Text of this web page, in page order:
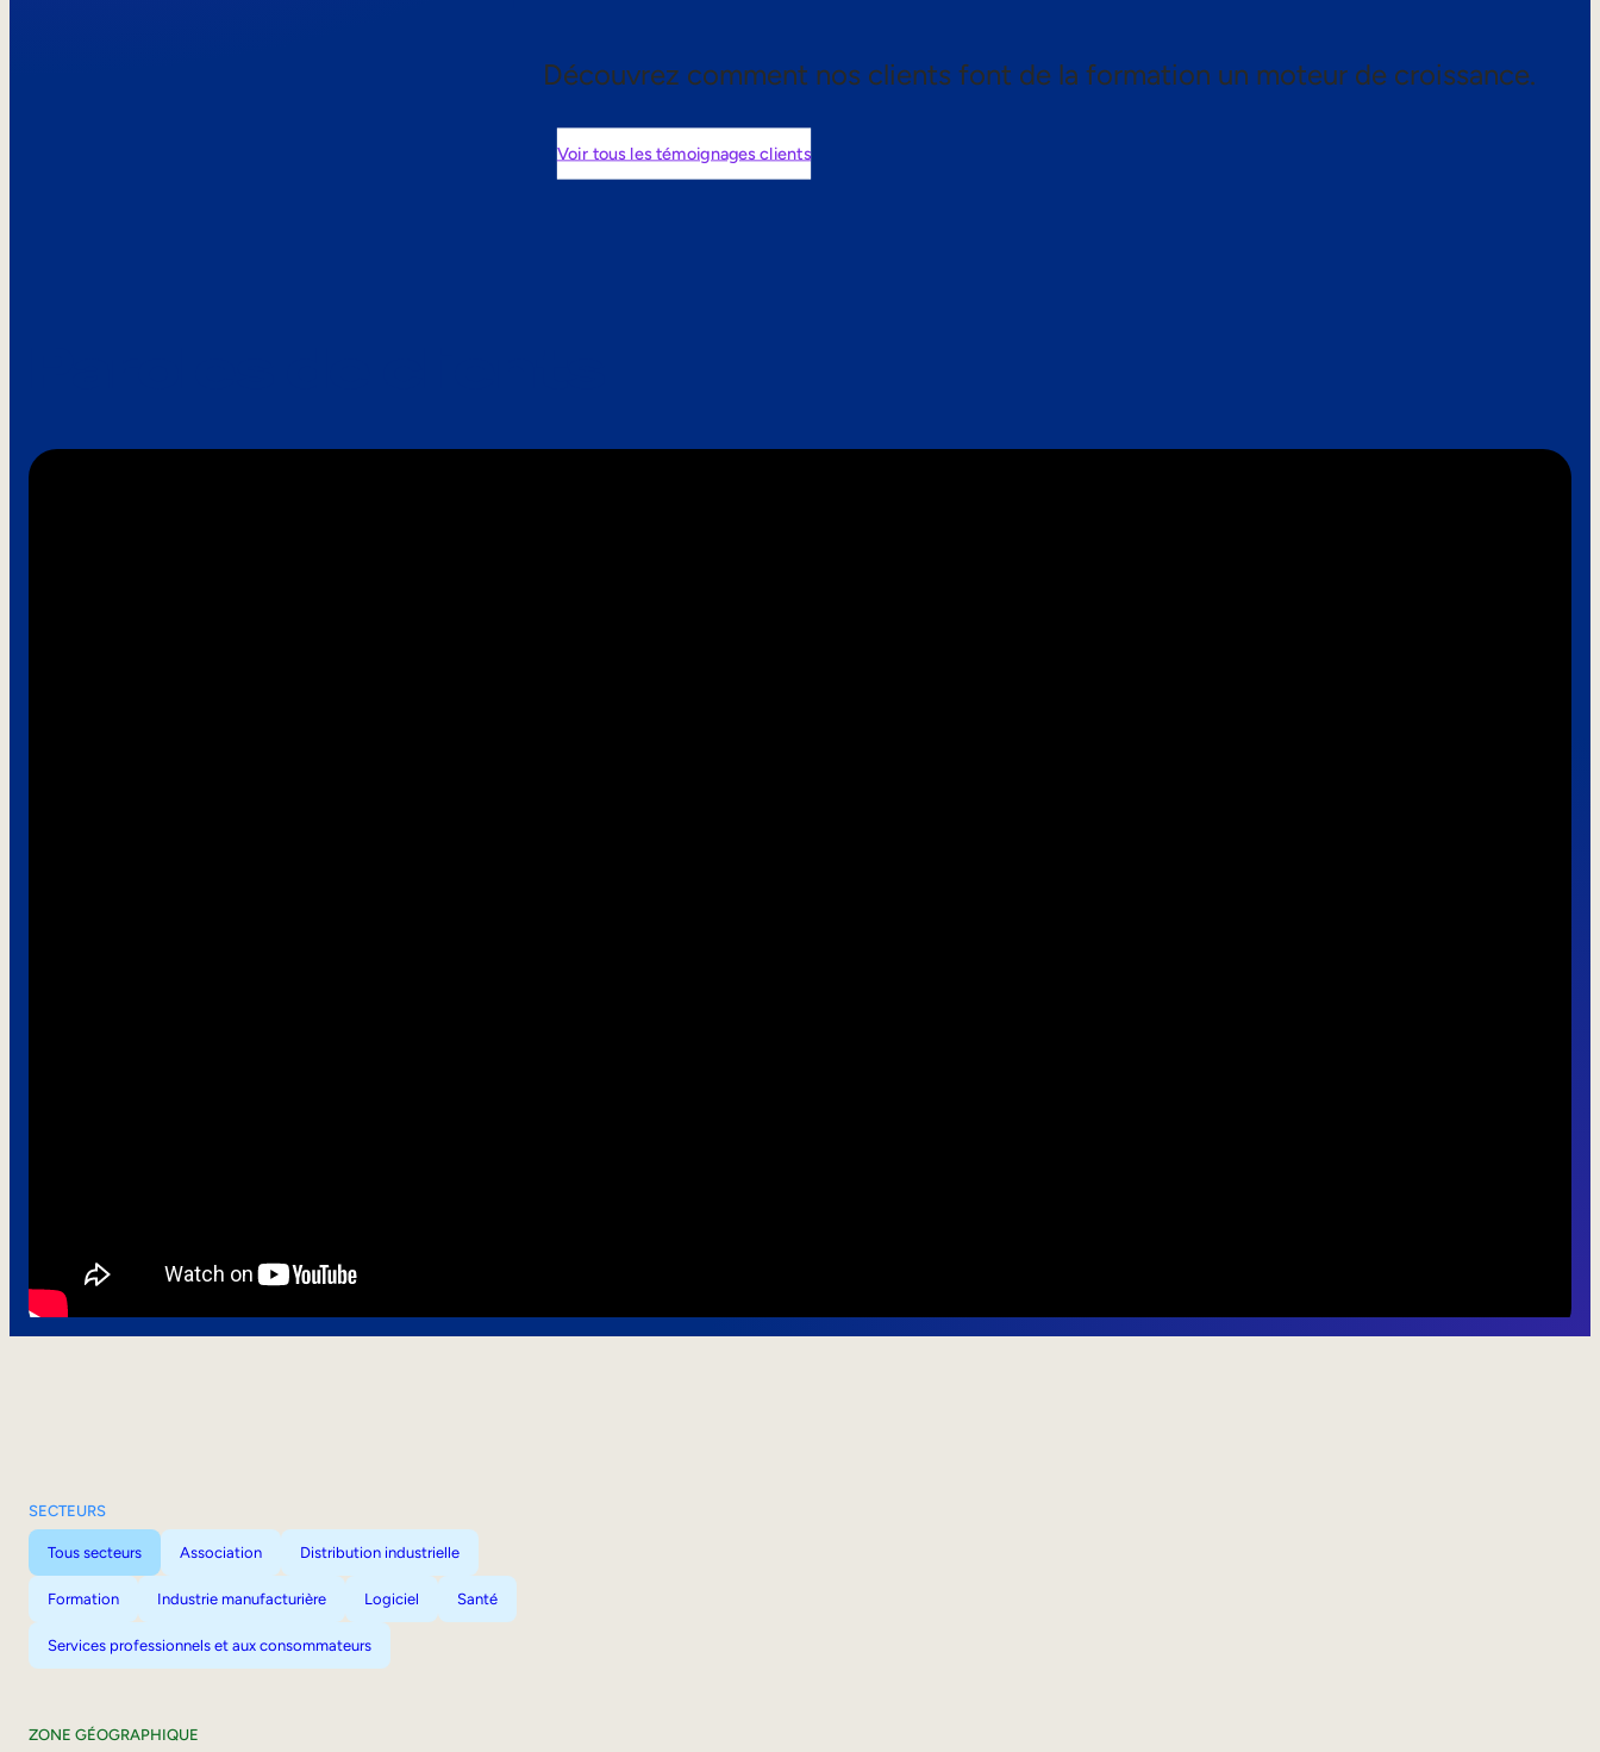
Découvrez comment nos clients font de la formation un moteur de croissance.
Voir tous les témoignages clients
SECTEURS
Tous secteurs Association Distribution industrielle
Formation Industrie manufacturière Logiciel Santé
Services professionnels et aux consommateurs
ZONE GÉOGRAPHIQUE